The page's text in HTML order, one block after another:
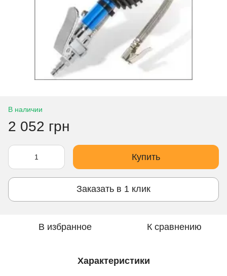
В наличии
2 052 грн
Купить
Заказать в 1 клик
В избранное К сравнению
Характеристики